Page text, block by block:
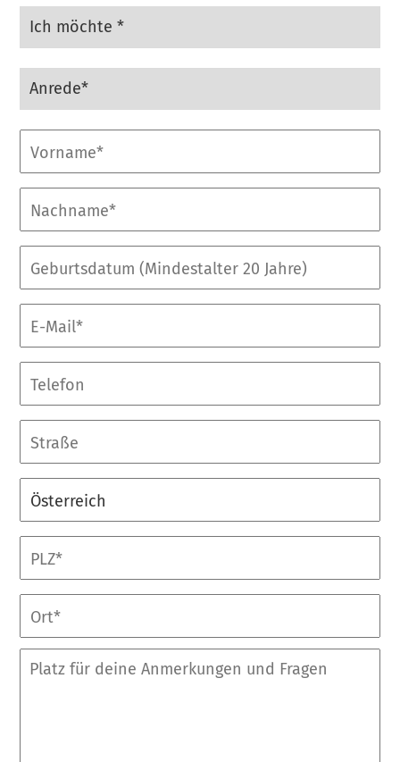
Ich
möchte
Anrede
Vorname*
Nachname*
Geburtsdatum
(Mindestalter
Jahre)
E-
Mail*
Telefon
Straße
Land
Postleitzahl
Ort
Platz
für